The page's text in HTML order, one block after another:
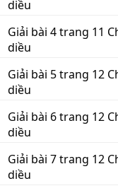
diều
Giải bài 4 trang 11
diều
Giải bài 5 trang 12
diều
Giải bài 6 trang 12
diều
Giải bài 7 trang 12
diều